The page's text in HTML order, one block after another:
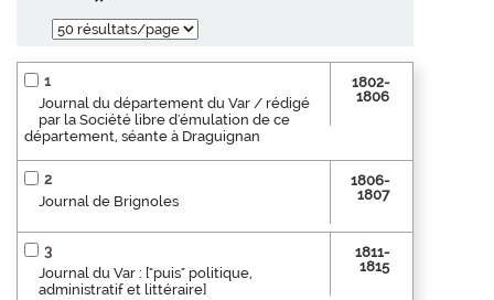
1
Journal du département du Var / rédigé
par la Société libre d'émulation de ce
département, séante à Draguignan
1802-
1806
2
Journal de Brignoles
1806-
1807
3
Journal du Var : ["puis" politique,
administratif et littéraire]
1811-
1815